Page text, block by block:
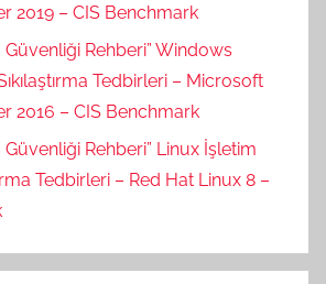
2019 – CIS Benchmark
Güvenliği Rehberi” Windows
Tedbirleri – Microsoft
2016 – CIS Benchmark
Güvenliği Rehberi” Linux İşletim
Tedbirleri – Red Hat Linux 8 –